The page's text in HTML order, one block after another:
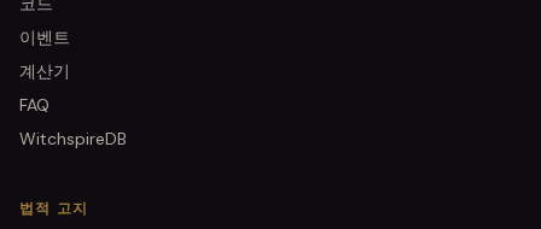
이벤트
계산기
FAQ
WitchspireDB
법적 고지